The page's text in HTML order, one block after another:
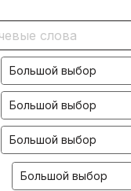
Большой выбор
Большой выбор
Большой выбор
Большой выбор